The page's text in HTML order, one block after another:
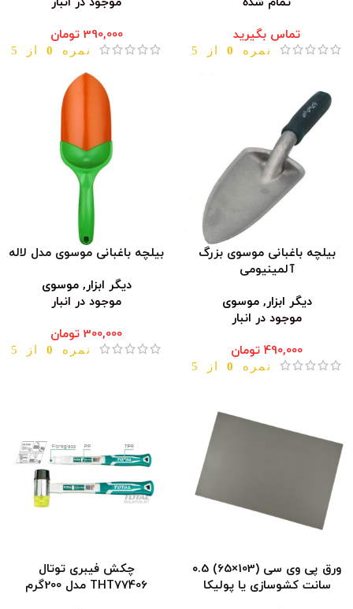
تماس بگیرید
نمره 0 از 5
390,000 تومان
نمره 0 از 5
بیلچه باغبانی موسوی بزرگ
آلمینیومی
دیگر ابزار,موسوی
موجود در انبار
490,000 تومان
نمره 0 از 5
بیلچه باغبانی موسوی مدل لاله
دیگر ابزار,موسوی
موجود در انبار
300,000 تومان
نمره 0 از 5
ورق پی وی سی (103×65) ۰.5
سانت کشوسازی یا پولیکا
چکش فیبری توتال
THT77406 مدل 200گرم